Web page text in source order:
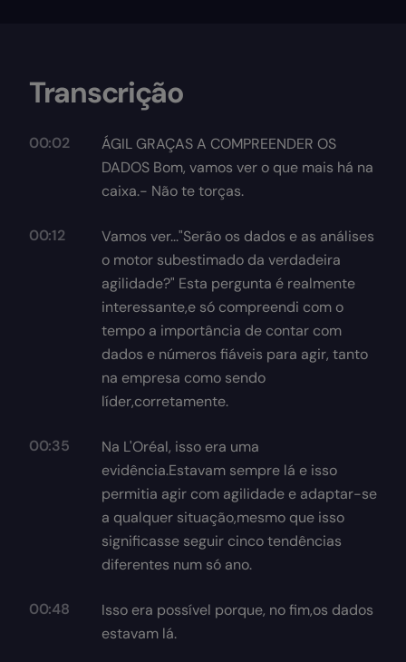
Transcrição
00:02
ÁGIL GRAÇAS A COMPREENDER OS
DADOS Bom, vamos ver o que mais há na
caixa.- Não te torças.
00:12
Vamos ver..."Serão os dados e as análises
o motor subestimado da verdadeira
agilidade?" Esta pergunta é realmente
interessante,e só compreendi com o
tempo a importância de contar com
dados e números fiáveis para agir, tanto
na empresa como sendo
líder,corretamente.
00:35
Na L'Oréal, isso era uma
evidência.Estavam sempre lá e isso
permitia agir com agilidade e adaptar-se
a qualquer situação,mesmo que isso
significasse seguir cinco tendências
diferentes num só ano.
00:48
Isso era possível porque, no fim,os dados
estavam lá.